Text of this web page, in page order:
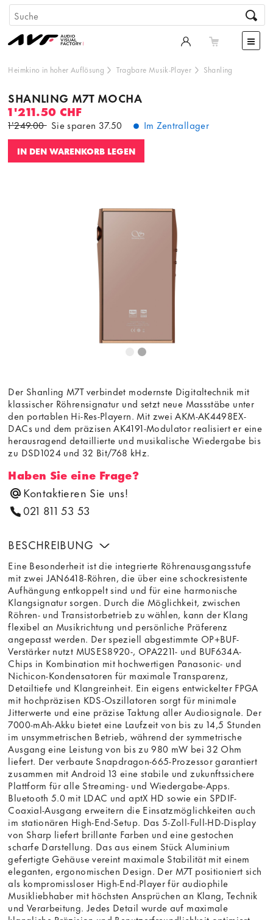
Heimkino in hoher Auflösung Tragbare Musik-Player Shanling
SHANLING M7T MOCHA
1'211.50 CHF
1'249.00 Sie sparen 37.50 Im Zentrallager
IN DEN WARENKORB LEGEN
Der Shanling M7T verbindet modernste Digitaltechnik mit
klassischer Röhrensignatur und setzt neue Massstäbe unter
den portablen Hi-Res-Playern. Mit zwei AKM-AK4498EX-
DACs und dem präzisen AK4191-Modulator realisiert er eine
herausragend detaillierte und musikalische Wiedergabe bis
zu DSD1024 und 32 Bit/768 kHz.
Haben Sie eine Frage?
Kontaktieren Sie uns!
021 811 53 53
BESCHREIBUNG
Eine Besonderheit ist die integrierte Röhrenausgangsstufe
mit zwei JAN6418-Röhren, die über eine schockresistente
Aufhängung entkoppelt sind und für eine harmonische
Klangsignatur sorgen. Durch die Möglichkeit, zwischen
Röhren- und Transistorbetrieb zu wählen, kann der Klang
flexibel an Musikrichtung und persönliche Präferenz
angepasst werden. Der speziell abgestimmte OP+BUF-
Verstärker nutzt MUSES8920-, OPA2211- und BUF634A-
Chips in Kombination mit hochwertigen Panasonic- und
Nichicon-Kondensatoren für maximale Transparenz,
Detailtiefe und Klangreinheit. Ein eigens entwickelter FPGA
mit hochpräzisen KDS-Oszillatoren sorgt für minimale
Jitterwerte und eine präzise Taktung aller Audiosignale. Der
7000-mAh-Akku bietet eine Laufzeit von bis zu 14,5 Stunden
im unsymmetrischen Betrieb, während der symmetrische
Ausgang eine Leistung von bis zu 980 mW bei 32 Ohm
liefert. Der verbaute Snapdragon-665-Prozessor garantiert
zusammen mit Android 13 eine stabile und zukunftssichere
Plattform für alle Streaming- und Wiedergabe-Apps.
Bluetooth 5.0 mit LDAC und aptX HD sowie ein SPDIF-
Coaxial-Ausgang erweitern die Einsatzmöglichkeiten auch
im stationären High-End-Setup. Das 5-Zoll-Full-HD-Display
von Sharp liefert brillante Farben und eine gestochen
scharfe Darstellung. Das aus einem Stück Aluminium
gefertigte Gehäuse vereint maximale Stabilität mit einem
eleganten, ergonomischen Design. Der M7T positioniert sich
als kompromissloser High-End-Player für audiophile
Musikliebhaber mit höchsten Ansprüchen an Klang, Technik
und Verarbeitung. Jedes Detail wurde auf maximale